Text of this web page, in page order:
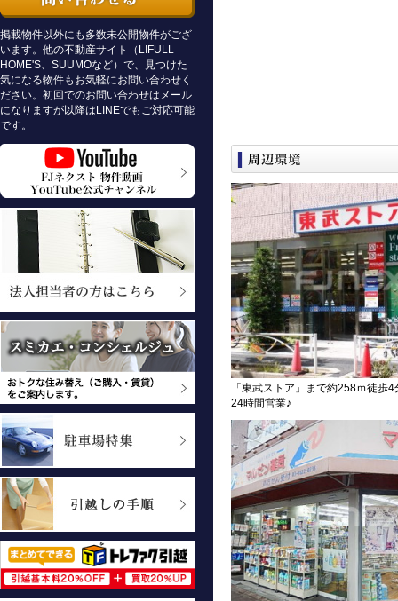
掲載物件以外にも多数未公開物件がござ
います。他の不動産サイト（LIFULL
HOME'S、SUUMOなど）で、見つけた
気になる物件もお気軽にお問い合わせく
ださい。初回でのお問い合わせはメール
になりますが以降はLINEでもご対応可能
です。
「東武ストア」まで約258ｍ徒歩4
24時間営業♪